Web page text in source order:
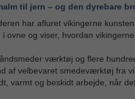
til jern – og den dyrebare
har afluret vikingerne
i ovne og viser, hvordan
værktøj og flere
af velbevaret smedeværktøj fra
varmt og beskidt arbejde, når